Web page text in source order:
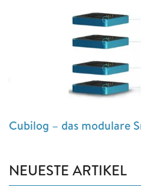
Cubilog – das modulare
NEUESTE ARTIKEL